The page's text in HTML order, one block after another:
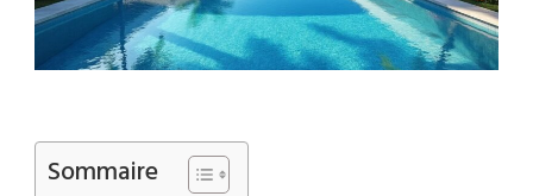
Sommaire